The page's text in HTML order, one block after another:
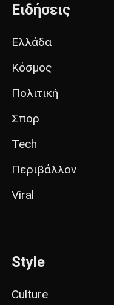
Ειδήσεις
Ελλάδα
Κόσμος
Πολιτική
Σπορ
Tech
Περιβάλλον
Viral
Style
Culture